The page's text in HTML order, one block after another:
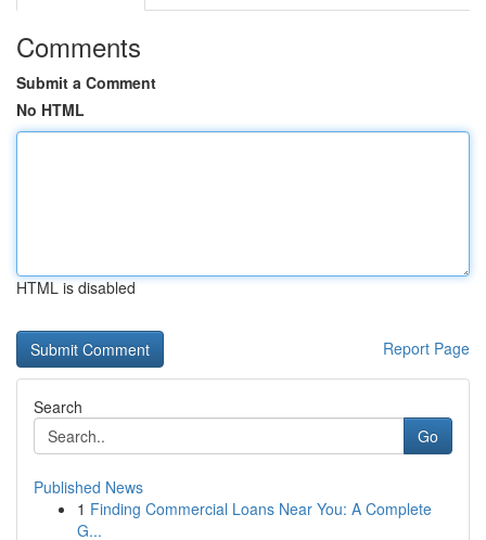
Comments
Submit a Comment
No HTML
HTML is disabled
Report Page
Search
Go
Published News
1 Finding Commercial Loans Near You: A Complete
G...